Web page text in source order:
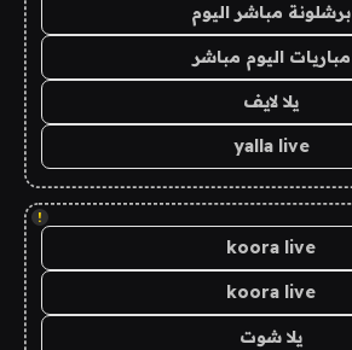
برشلونة مباشر اليوم
مباريات اليوم مباشر
يلا لايف
yalla live
!
koora live
koora live
يلا شوت